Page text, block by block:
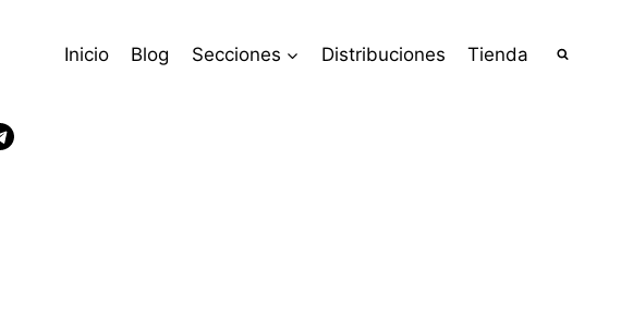
Inicio Blog Secciones Distribuciones Tienda